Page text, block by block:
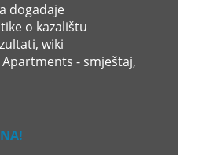
događaje
o kazalištu
wiki
Apartments - smještaj,